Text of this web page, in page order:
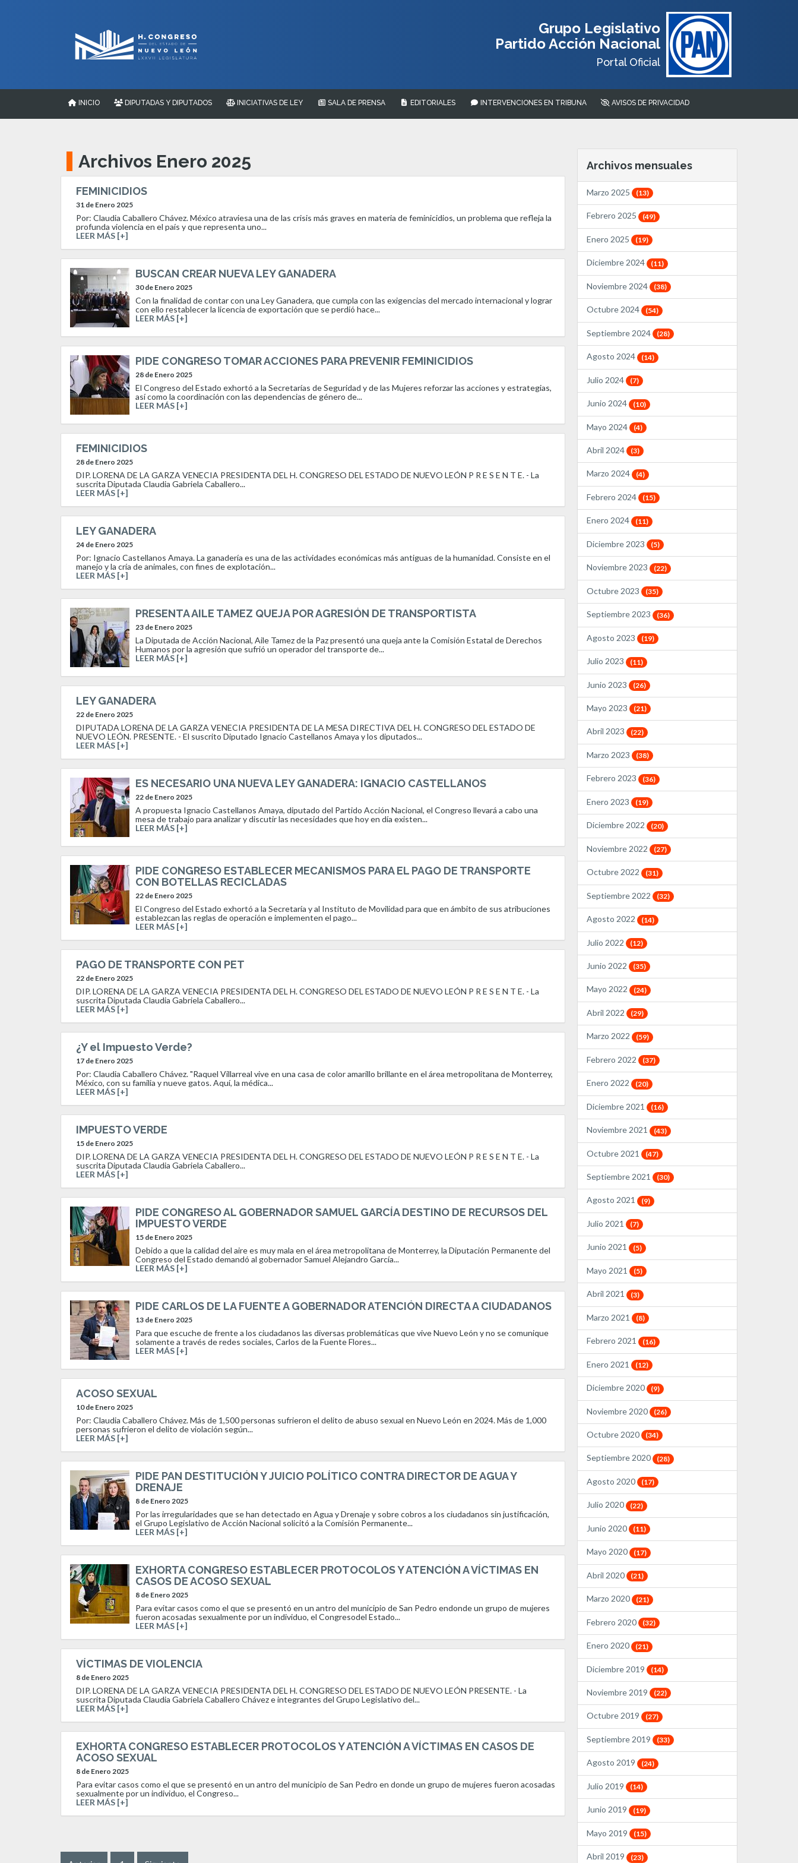
Grupo Legislativo
Partido Acción Nacional
Portal Oficial
INICIO DIPUTADAS Y DIPUTADOS INICIATIVAS DE LEY SALA DE PRENSA EDITORIALES INTERVENCIONES EN TRIBUNA AVISOS DE PRIVACIDAD
Archivos Enero 2025
FEMINICIDIOS
31 de Enero 2025
Por: Claudia Caballero Chávez. México atraviesa una de las crisis más graves en materia de feminicidios, un problema que refleja la
profunda violencia en el país y que representa uno...
LEER MÁS [+]
BUSCAN CREAR NUEVA LEY GANADERA
30 de Enero 2025
Con la finalidad de contar con una Ley Ganadera, que cumpla con las exigencias del mercado internacional y lograr
con ello restablecer la licencia de exportación que se perdió hace...
LEER MÁS [+]
PIDE CONGRESO TOMAR ACCIONES PARA PREVENIR FEMINICIDIOS
28 de Enero 2025
El Congreso del Estado exhortó a la Secretarías de Seguridad y de las Mujeres reforzar las acciones y estrategias,
así como la coordinación con las dependencias de género de...
LEER MÁS [+]
FEMINICIDIOS
28 de Enero 2025
DIP. LORENA DE LA GARZA VENECIA PRESIDENTA DEL H. CONGRESO DEL ESTADO DE NUEVO LEÓN P R E S E N T E. - La
suscrita Diputada Claudia Gabriela Caballero...
LEER MÁS [+]
LEY GANADERA
24 de Enero 2025
Por: Ignacio Castellanos Amaya. La ganadería es una de las actividades económicas más antiguas de la humanidad. Consiste en el
manejo y la cría de animales, con fines de explotación...
LEER MÁS [+]
PRESENTA AILE TAMEZ QUEJA POR AGRESIÓN DE TRANSPORTISTA
23 de Enero 2025
La Diputada de Acción Nacional, Aile Tamez de la Paz presentó una queja ante la Comisión Estatal de Derechos
Humanos por la agresión que sufrió un operador del transporte de...
LEER MÁS [+]
LEY GANADERA
22 de Enero 2025
DIPUTADA LORENA DE LA GARZA VENECIA PRESIDENTA DE LA MESA DIRECTIVA DEL H. CONGRESO DEL ESTADO DE
NUEVO LEÓN. PRESENTE. - El suscrito Diputado Ignacio Castellanos Amaya y los diputados...
LEER MÁS [+]
ES NECESARIO UNA NUEVA LEY GANADERA: IGNACIO CASTELLANOS
22 de Enero 2025
A propuesta Ignacio Castellanos Amaya, diputado del Partido Acción Nacional, el Congreso llevará a cabo una
mesa de trabajo para analizar y discutir las necesidades que hoy en día existen...
LEER MÁS [+]
PIDE CONGRESO ESTABLECER MECANISMOS PARA EL PAGO DE TRANSPORTE
CON BOTELLAS RECICLADAS
22 de Enero 2025
El Congreso del Estado exhortó a la Secretaría y al Instituto de Movilidad para que en ámbito de sus atribuciones
establezcan las reglas de operación e implementen el pago...
LEER MÁS [+]
PAGO DE TRANSPORTE CON PET
22 de Enero 2025
DIP. LORENA DE LA GARZA VENECIA PRESIDENTA DEL H. CONGRESO DEL ESTADO DE NUEVO LEÓN P R E S E N T E. - La
suscrita Diputada Claudia Gabriela Caballero...
LEER MÁS [+]
¿Y el Impuesto Verde?
17 de Enero 2025
Por: Claudia Caballero Chávez. "Raquel Villarreal vive en una casa de color amarillo brillante en el área metropolitana de Monterrey,
México, con su familia y nueve gatos. Aquí, la médica...
LEER MÁS [+]
IMPUESTO VERDE
15 de Enero 2025
DIP. LORENA DE LA GARZA VENECIA PRESIDENTA DEL H. CONGRESO DEL ESTADO DE NUEVO LEÓN P R E S E N T E. - La
suscrita Diputada Claudia Gabriela Caballero...
LEER MÁS [+]
PIDE CONGRESO AL GOBERNADOR SAMUEL GARCÍA DESTINO DE RECURSOS DEL
IMPUESTO VERDE
15 de Enero 2025
Debido a que la calidad del aire es muy mala en el área metropolitana de Monterrey, la Diputación Permanente del
Congreso del Estado demandó al gobernador Samuel Alejandro García...
LEER MÁS [+]
PIDE CARLOS DE LA FUENTE A GOBERNADOR ATENCIÓN DIRECTA A CIUDADANOS
13 de Enero 2025
Para que escuche de frente a los ciudadanos las diversas problemáticas que vive Nuevo León y no se comunique
solamente a través de redes sociales, Carlos de la Fuente Flores...
LEER MÁS [+]
ACOSO SEXUAL
10 de Enero 2025
Por: Claudia Caballero Chávez. Más de 1,500 personas sufrieron el delito de abuso sexual en Nuevo León en 2024. Más de 1,000
personas sufrieron el delito de violación según...
LEER MÁS [+]
PIDE PAN DESTITUCIÓN Y JUICIO POLÍTICO CONTRA DIRECTOR DE AGUA Y
DRENAJE
8 de Enero 2025
Por las irregularidades que se han detectado en Agua y Drenaje y sobre cobros a los ciudadanos sin justificación,
el Grupo Legislativo de Acción Nacional solicitó a la Comisión Permanente...
LEER MÁS [+]
EXHORTA CONGRESO ESTABLECER PROTOCOLOS Y ATENCIÓN A VÍCTIMAS EN
CASOS DE ACOSO SEXUAL
8 de Enero 2025
Para evitar casos como el que se presentó en un antro del municipio de San Pedro endonde un grupo de mujeres
fueron acosadas sexualmente por un individuo, el Congresodel Estado...
LEER MÁS [+]
VÍCTIMAS DE VIOLENCIA
8 de Enero 2025
DIP. LORENA DE LA GARZA VENECIA PRESIDENTA DEL H. CONGRESO DEL ESTADO DE NUEVO LEÓN PRESENTE. - La
suscrita Diputada Claudia Gabriela Caballero Chávez e integrantes del Grupo Legislativo del...
LEER MÁS [+]
EXHORTA CONGRESO ESTABLECER PROTOCOLOS Y ATENCIÓN A VÍCTIMAS EN CASOS DE
ACOSO SEXUAL
8 de Enero 2025
Para evitar casos como el que se presentó en un antro del municipio de San Pedro en donde un grupo de mujeres fueron acosadas
sexualmente por un individuo, el Congreso...
LEER MÁS [+]
Archivos mensuales
Marzo 2025 (13)
Febrero 2025 (49)
Enero 2025 (19)
Diciembre 2024 (11)
Noviembre 2024 (38)
Octubre 2024 (54)
Septiembre 2024 (28)
Agosto 2024 (14)
Julio 2024 (7)
Junio 2024 (10)
Mayo 2024 (4)
Abril 2024 (3)
Marzo 2024 (4)
Febrero 2024 (15)
Enero 2024 (11)
Diciembre 2023 (5)
Noviembre 2023 (22)
Octubre 2023 (35)
Septiembre 2023 (36)
Agosto 2023 (19)
Julio 2023 (11)
Junio 2023 (26)
Mayo 2023 (21)
Abril 2023 (22)
Marzo 2023 (38)
Febrero 2023 (36)
Enero 2023 (19)
Diciembre 2022 (20)
Noviembre 2022 (27)
Octubre 2022 (31)
Septiembre 2022 (32)
Agosto 2022 (14)
Julio 2022 (12)
Junio 2022 (35)
Mayo 2022 (24)
Abril 2022 (29)
Marzo 2022 (59)
Febrero 2022 (37)
Enero 2022 (20)
Diciembre 2021 (16)
Noviembre 2021 (43)
Octubre 2021 (47)
Septiembre 2021 (30)
Agosto 2021 (9)
Julio 2021 (7)
Junio 2021 (5)
Mayo 2021 (5)
Abril 2021 (3)
Marzo 2021 (8)
Febrero 2021 (16)
Enero 2021 (12)
Diciembre 2020 (9)
Noviembre 2020 (26)
Octubre 2020 (34)
Septiembre 2020 (28)
Agosto 2020 (17)
Julio 2020 (22)
Junio 2020 (11)
Mayo 2020 (17)
Abril 2020 (21)
Marzo 2020 (21)
Febrero 2020 (32)
Enero 2020 (21)
Diciembre 2019 (14)
Noviembre 2019 (22)
Octubre 2019 (27)
Septiembre 2019 (33)
Agosto 2019 (24)
Julio 2019 (14)
Junio 2019 (19)
Mayo 2019 (15)
Abril 2019 (23)